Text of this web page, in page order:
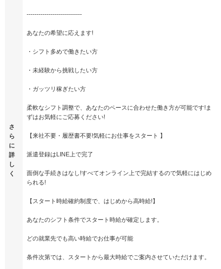
さ
ら
に
詳
し
く
----------------------------
あなたの希望に応えます!
・シフト多めで働きたい方
・未経験から挑戦したい方
・ガッツリ稼ぎたい方
柔軟なシフト調整で、あなたのペースに合わせた働き方が可能です!ま
ずはお気軽にご応募ください!
【来社不要・履歴書不要!気軽にお仕事をスタート 】
派遣登録はLINE上で完了
面倒な手続きはなし!すべてオンライン上で完結するので気軽にはじめ
られる!
【スタート時給確約制度で、はじめから高時給!】
あなたのシフト条件でスタート時給が確定します。
どの就業先でも高い時給でお仕事が可能
条件次第では、スタートから最大時給でご案内させていただけます。